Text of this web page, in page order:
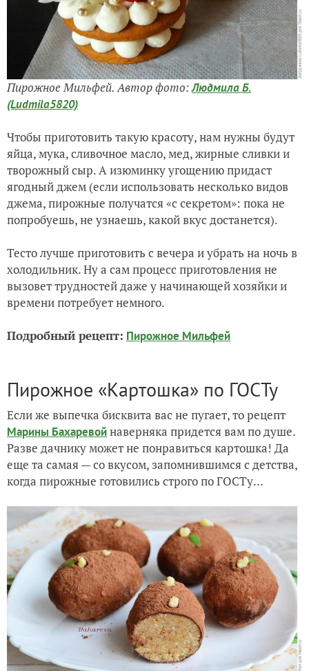
Пирожное Мильфей. Автор фото:Людмила Б.
(Ludmila5820)
Чтобы приготовить такую красоту, нам нужны будут
яйца, мука, сливочное масло, мед, жирные сливки и
творожный сыр. А изюминку угощению придаст
ягодный джем (если использовать несколько видов
джема, пирожные получатся «с секретом»: пока не
попробуешь, не узнаешь, какой вкус достанется).
Тесто лучше приготовить с вечера и убрать на ночь в
холодильник. Ну а сам процесс приготовления не
вызовет трудностей даже у начинающей хозяйки и
времени потребует немного.
Подробный рецепт: Пирожное Мильфей
Пирожное «Картошка» по ГОСТу
Если же выпечка бисквита вас не пугает, то рецепт
Марины Бахаревойнаверняка придется вам по душе.
Разве дачнику может не понравиться картошка! Да
еще та самая — со вкусом, запомнившимся с детства,
когда пирожные готовились строго по ГОСТу...